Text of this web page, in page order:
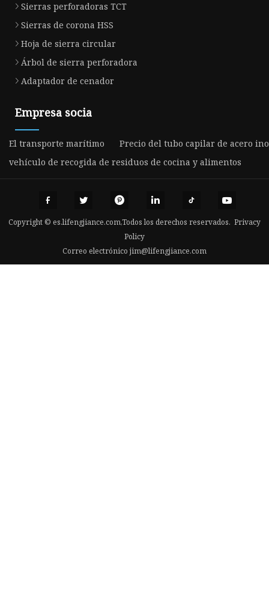
Sierras perforadoras TCT
Sierras de corona HSS
Hoja de sierra circular
Árbol de sierra perforadora
Adaptador de cenador
Empresa socia
El transporte marítimo
Precio del tubo capilar de acero
vehículo de recogida de residuos de cocina y alimentos
Copyright © es.lifengjiance.com,Todos los derechos reservados. Privacy
Policy
Correo electrónicojim@lifengjiance.com